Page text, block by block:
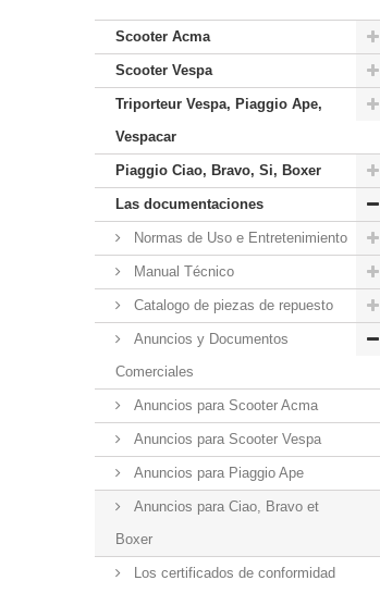
Scooter Acma
Scooter Vespa
Triporteur Vespa, Piaggio Ape,
Vespacar
Piaggio Ciao, Bravo, Si, Boxer
Las documentaciones
Normas de Uso e Entretenimiento
Manual Técnico
Catalogo de piezas de repuesto
Anuncios y Documentos
Comerciales
Anuncios para Scooter Acma
Anuncios para Scooter Vespa
Anuncios para Piaggio Ape
Anuncios para Ciao, Bravo et
Boxer
Los certificados de conformidad